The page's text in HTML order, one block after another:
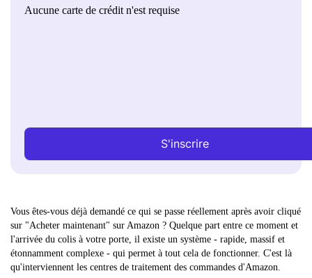
Aucune carte de crédit n'est requise
S'inscrire
Vous êtes-vous déjà demandé ce qui se passe réellement après avoir cliqué
sur "Acheter maintenant" sur Amazon ? Quelque part entre ce moment et
l'arrivée du colis à votre porte, il existe un système - rapide, massif et
étonnamment complexe - qui permet à tout cela de fonctionner. C'est là
qu'interviennent les centres de traitement des commandes d'Amazon.